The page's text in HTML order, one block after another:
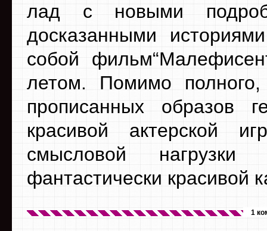
лад с новыми
досказанными
собой
летом. Помимо
прописанных образов
красивой актерской
смысловой
фантастически красивой
1